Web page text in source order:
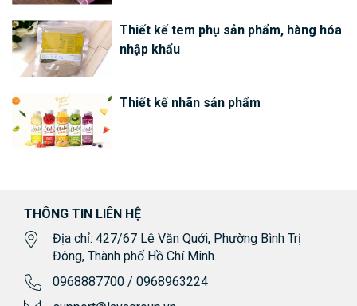
Thiết kế tem phụ sản phẩm, hàng hóa
nhập khẩu
Thiết kế nhãn sản phẩm
THÔNG TIN LIÊN HỆ
Địa chỉ: 427/67 Lê Văn Quới, Phường Bình Trị
Đông, Thành phố Hồ Chí Minh.
0968887700 / 0968963224